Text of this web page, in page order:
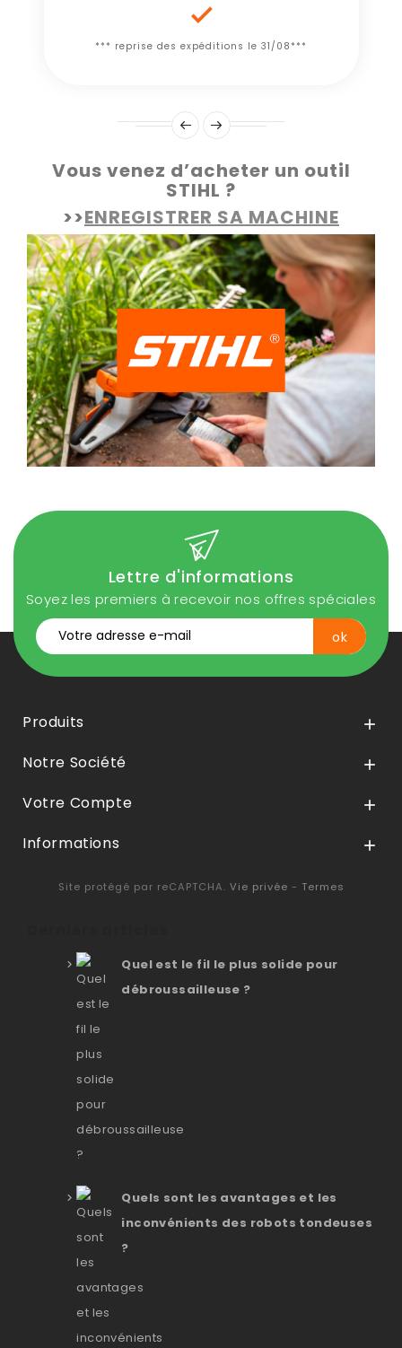

*** reprise des expéditions le 31/08***
Vous venez d’acheter un outil
STIHL ?
>>ENREGISTRER SA MACHINE
Lettre d'informations
Soyez les premiers à recevoir nos offres spéciales
Produits 
Notre Société 
Votre Compte 
Informations 
Site protégé par reCAPTCHA. Vie privée - Termes
Quel est le fil le plus solide pour
débroussailleuse ?
Quels sont les avantages et les
inconvénients des robots tondeuses
?